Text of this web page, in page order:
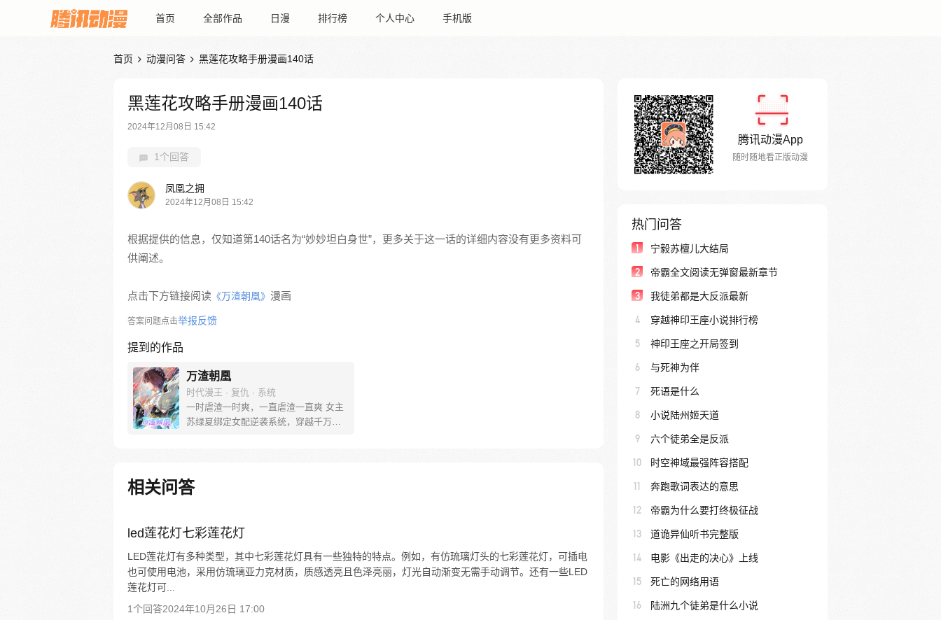
首页 全部作品 日漫 排行榜 个人中心 手机版
首页  动漫问答  黑莲花攻略手册漫画140话
黑莲花攻略手册漫画140话
2024年12月08日 15:42
1个回答
凤凰之拥
2024年12月08日 15:42
根据提供的信息，仅知道第140话名为“妙妙坦白身世”，更多关于这一话的详细内容没有更多资料可
供阐述。
点击下方链接阅读 《万渣朝凰》 漫画
答案问题点击举报反馈
提到的作品
万渣朝凰
时代漫王 · 复仇 · 系统
一时虐渣一时爽，一直虐渣一直爽 女主
苏绿夏绑定女配逆袭系统，穿越千万小
慰藉我的，只有渣男悔恨的泪水，和贱
女求而不得的痛苦呻吟。”
相关问答
led莲花灯七彩莲花灯
LED莲花灯有多种类型，其中七彩莲花灯具有一些独特的特点。例如，有仿琉璃灯头的七彩莲花灯，可插电
也可使用电池，采用仿琉璃亚力克材质，质感透亮且色泽亮丽，灯光自动渐变无需手动调节。还有一些LED
莲花灯可...
1个回答2024年10月26日 17:00
腾讯动漫App
随时随地看正版动漫
热门问答
1 宁毅苏檀儿大结局
2 帝霸全文阅读无弹窗最新章节
3 我徒弟都是大反派最新
4 穿越神印王座小说排行榜
5 神印王座之开局签到
6 与死神为伴
7 死语是什么
8 小说陆州姬天道
9 六个徒弟全是反派
10 时空神域最强阵容搭配
11 奔跑歌词表达的意思
12 帝霸为什么要打终极征战
13 道诡异仙听书完整版
14 电影《出走的决心》上线
15 死亡的网络用语
16 陆洲九个徒弟是什么小说